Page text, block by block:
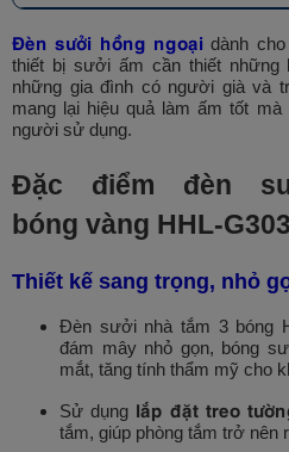
Đèn sưởi hồng ngoại dành
thiết bị sưởi ấm cần thiết
những gia đình có người già và
mang lại hiệu quả làm ấm tốt
người sử dụng.
Đặc điểm đèn
bóng vàng HHL-G303
Thiết kế sang trọng, nhỏ
Đèn sưởi nhà tắm 3 bóng
đám mây nhỏ gọn, bóng
mắt, tăng tính thẩm mỹ cho
Sử dụng lắp đặt treo
tắm, giúp phòng tắm trở nên